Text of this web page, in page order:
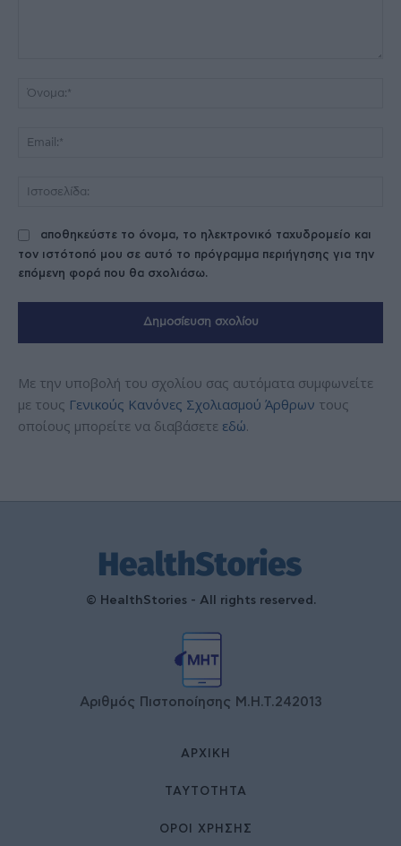
αποθηκεύστε το όνομα, το ηλεκτρονικό ταχυδρομείο και
τον ιστότοπό μου σε αυτό το πρόγραμμα περιήγησης για την
επόμενη φορά που θα σχολιάσω.
Με την υποβολή του σχολίου σας αυτόματα συμφωνείτε
με τους Γενικούς Κανόνες Σχολιασμού Άρθρων τους
οποίους μπορείτε να διαβάσετε εδώ.
© HealthStories - All rights reserved.
Αριθμός Πιστοποίησης Μ.Η.Τ.242013
ΑΡΧΙΚΉ
ΤΑΥΤΌΤΗΤΑ
ΌΡΟΙ ΧΡΉΣΗΣ